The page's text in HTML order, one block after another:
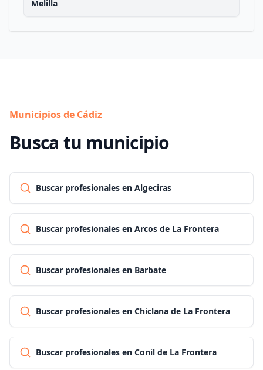
Melilla
Municipios de Cádiz
Busca tu municipio
Buscar profesionales en Algeciras
Buscar profesionales en Arcos de La Frontera
Buscar profesionales en Barbate
Buscar profesionales en Chiclana de La Frontera
Buscar profesionales en Conil de La Frontera